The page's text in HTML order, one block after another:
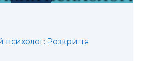
психолог: Розкриття